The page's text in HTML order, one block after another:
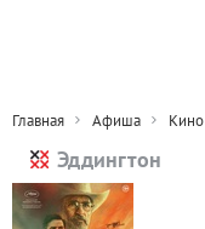
Главная Афиша Кино
Эддингтон